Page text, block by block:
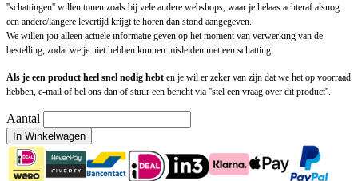
''schattingen'' willen tonen zoals bij vele andere webshops, waar je helaas achteraf alsnog
een andere/langere levertijd krijgt te horen dan stond aangegeven.
We willen jou alleen actuele informatie geven op het moment van verwerking van de
bestelling, zodat we je niet hebben kunnen misleiden met een schatting.
Als je een product heel snel nodig hebt en je wil er zeker van zijn dat we het op voorraad
hebben, e-mail of bel ons dan of stuur een bericht via ''stel een vraag over dit product''.
Aantal
In Winkelwagen